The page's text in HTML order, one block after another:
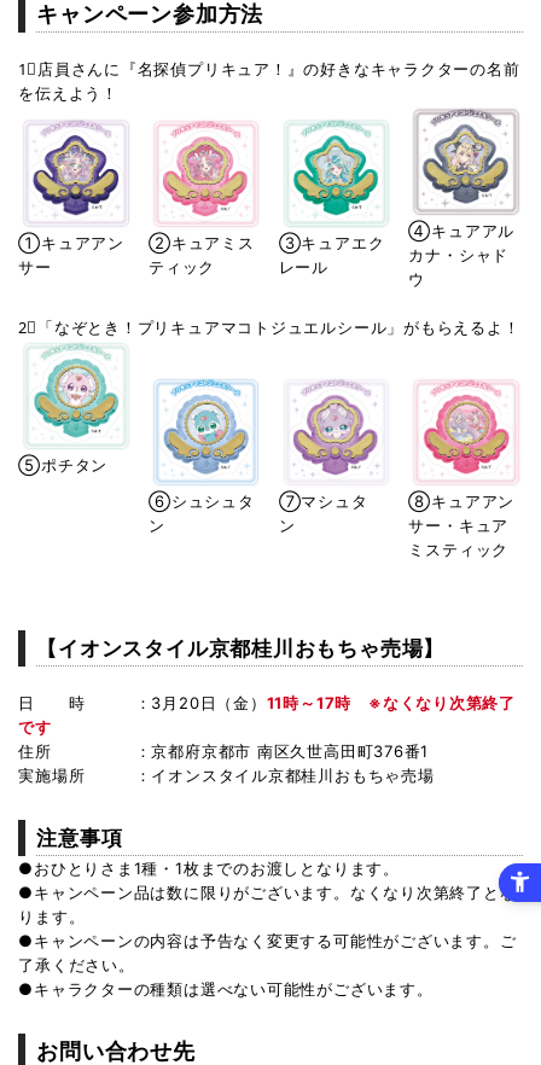
キャンペーン参加方法
1⃣店員さんに『名探偵プリキュア！』の好きなキャラクターの名前
を伝えよう！
①キュアアン
サー
②キュアミス
ティック
③キュアエク
レール
④キュアアル
カナ・シャド
ウ
2⃣「なぞとき！プリキュアマコトジュエルシール」がもらえるよ！
⑤ポチタン
⑥シュシュタ
ン
⑦マシュタ
ン
⑧キュアアン
サー・キュア
ミスティック
【イオンスタイル京都桂川おもちゃ売場】
日　　時　　　：3月20日（金） 11時～17時　※なくなり次第終了
です
住所　　　　　：京都府京都市 南区久世高田町376番1
実施場所　　　：イオンスタイル京都桂川おもちゃ売場
注意事項
●おひとりさま1種・1枚までのお渡しとなります。
●キャンペーン品は数に限りがございます。なくなり次第終了とな
ります。
●キャンペーンの内容は予告なく変更する可能性がございます。ご
了承ください。
●キャラクターの種類は選べない可能性がございます。
お問い合わせ先